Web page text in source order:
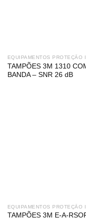
TAMPÕES 3M 1310
BANDA – SNR 26 dB
TAMPÕES 3M E-A-